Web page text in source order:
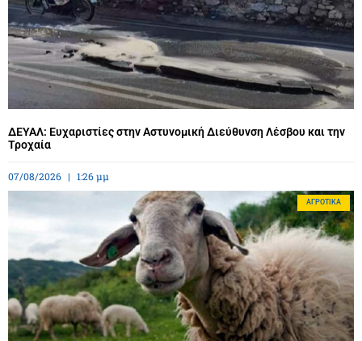
ΔΕΥΑΛ: Ευχαριστίες στην Αστυνομική Διεύθυνση Λέσβου και την
Τροχαία
07/08/2026 1:26 μμ
ΑΓΡΟΤΙΚΆ